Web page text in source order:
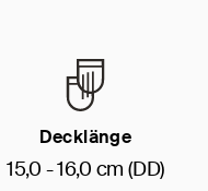
Decklänge
15,0 - 16,0 cm (DD)